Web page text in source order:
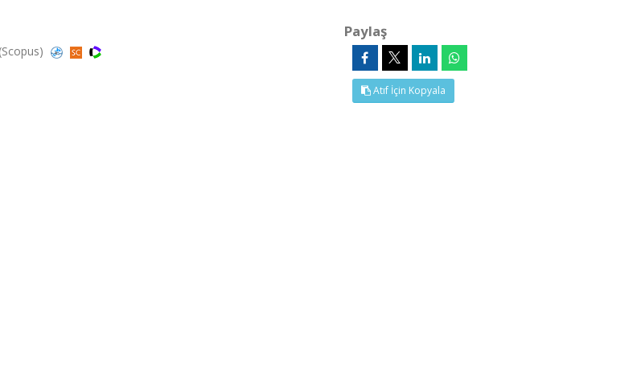
Paylaş
Atıf İçin Kopyala